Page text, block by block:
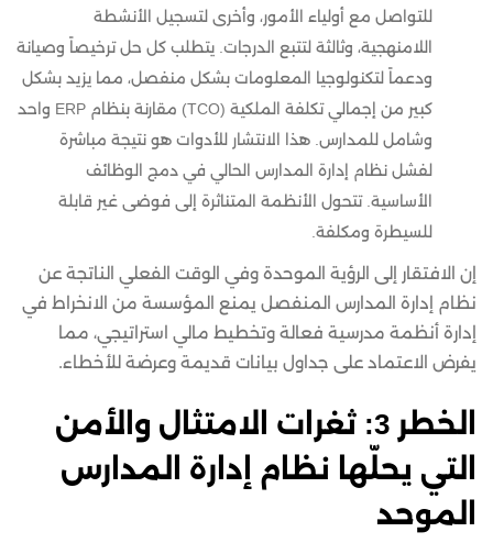
للتواصل مع أولياء الأمور، وأخرى لتسجيل الأنشطة
اللامنهجية، وثالثة لتتبع الدرجات. يتطلب كل حل ترخيصاً وصيانة
ودعماً لتكنولوجيا المعلومات بشكل منفصل، مما يزيد بشكل
كبير من إجمالي تكلفة الملكية (TCO) مقارنة بنظام ERP واحد
وشامل للمدارس. هذا الانتشار للأدوات هو نتيجة مباشرة
لفشل نظام إدارة المدارس الحالي في دمج الوظائف
الأساسية. تتحول الأنظمة المتناثرة إلى فوضى غير قابلة
للسيطرة ومكلفة.
إن الافتقار إلى الرؤية الموحدة وفي الوقت الفعلي الناتجة عن
نظام إدارة المدارس المنفصل يمنع المؤسسة من الانخراط في
إدارة أنظمة مدرسية فعالة وتخطيط مالي استراتيجي، مما
يفرض الاعتماد على جداول بيانات قديمة وعرضة للأخطاء.
الخطر 3: ثغرات الامتثال والأمن
التي يحلّها نظام إدارة المدارس
الموحد